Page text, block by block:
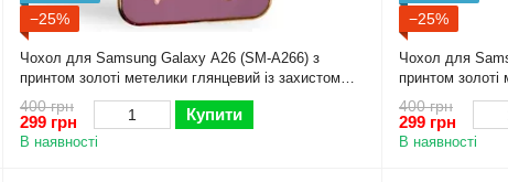
−25%
Чохол для Samsung Galaxy A26 (SM-A266) з
принтом золоті метелики глянцевий із захистом
камери із золотою окантовкою
400 грн
299 грн Купити
В наявності
−25%
Чохол для
принтом золоті
камери із
400 грн
299 грн
В наявності